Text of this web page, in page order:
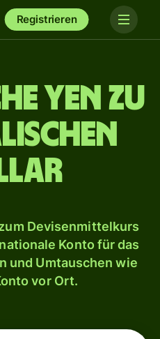
Registrieren
Yen zu
Devisenmittelkurs
Konto für das
und Umtauschen wie
vor Ort.